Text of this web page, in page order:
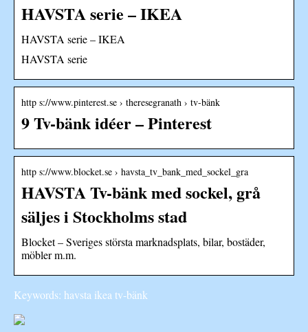
HAVSTA serie – IKEA
HAVSTA serie – IKEA
HAVSTA serie
http s://www.pinterest.se › theresegranath › tv-bänk
9 Tv-bänk idéer – Pinterest
http s://www.blocket.se › havsta_tv_bank_med_sockel_gra
HAVSTA Tv-bänk med sockel, grå
säljes i Stockholms stad
Blocket – Sveriges största marknadsplats, bilar, bostäder,
möbler m.m.
Keywords: havsta ikea tv-bänk